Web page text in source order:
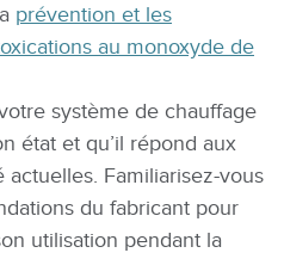
prévention et les
au monoxyde de
système de chauffage
état et qu’il répond aux
Familiarisez-vous
du fabricant pour
utilisation pendant la